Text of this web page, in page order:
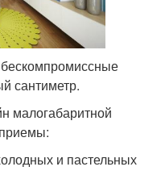
сантиметр.
малогабаритной
и пастельных